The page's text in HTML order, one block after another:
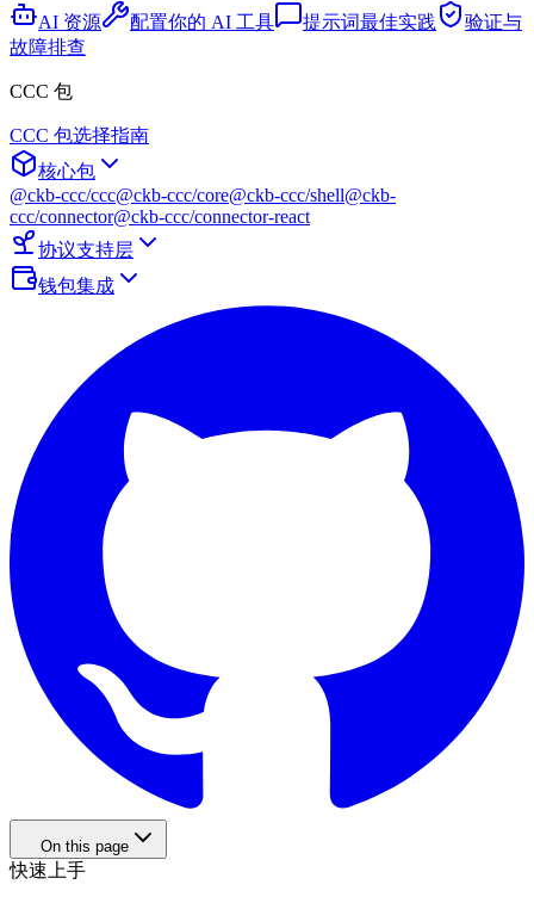
AI 资源 配置你的 AI 工具 提示词最佳实践
验证与
故障排查
CCC 包
CCC 包选择指南
核心包
@ckb-ccc/ccc@ckb-ccc/core@ckb-ccc/shell@ckb-
ccc/connector@ckb-ccc/connector-react
协议支持层
钱包集成
On this page
快速上手